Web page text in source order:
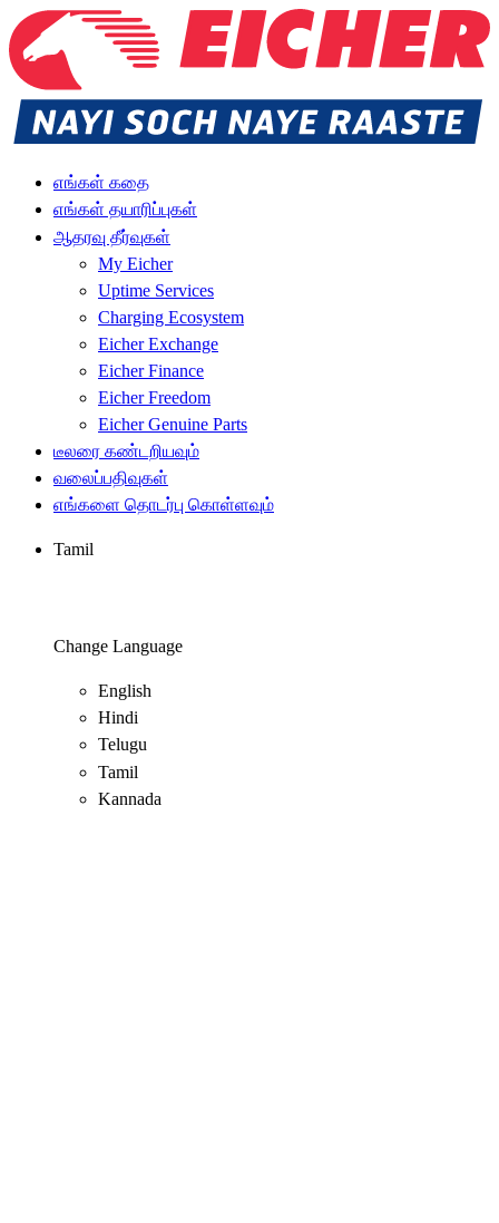
எங்கள் கதை
எங்கள் தயாரிப்புகள்
ஆதரவு தீர்வுகள்
My Eicher
Uptime Services
Charging Ecosystem
Eicher Exchange
Eicher Finance
Eicher Freedom
Eicher Genuine Parts
டீலரை கண்டறியவும்
வலைப்பதிவுகள்
எங்களை தொடர்பு கொள்ளவும்
Tamil
Change Language
English
Hindi
Telugu
Tamil
Kannada